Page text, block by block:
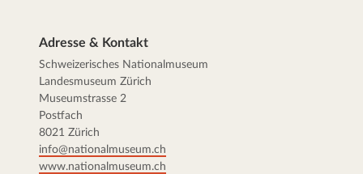
Adresse & Kontakt
Schweizerisches Nationalmuseum
Landesmuseum Zürich
Museumstrasse 2
Postfach
8021 Zürich
info@nationalmuseum.ch
www.nationalmuseum.ch